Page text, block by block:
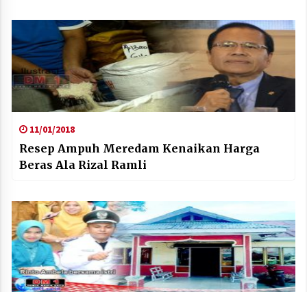
11/01/2018
Resep Ampuh Meredam Kenaikan Harga
Beras Ala Rizal Ramli